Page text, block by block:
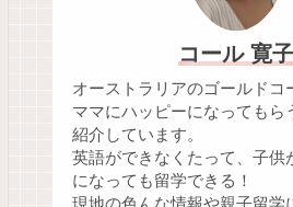
コール 寛子
オーストラリアのゴールドコ
ママにハッピーになってもら
紹介しています。
英語ができなくたって、子供
になっても留学できる！